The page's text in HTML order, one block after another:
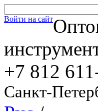
Войти на сайт
+7 812
Санкт-